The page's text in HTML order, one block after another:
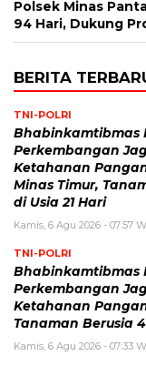
Polsek Minas
94 Hari, Dukung
BERITA
TNI-POLRI
Bhabinkamtibmas
Perkembangan
Ketahanan
Minas Timur,
di Usia 21 Hari
Kamis, 6 Agu 2026 - 07:57
TNI-POLRI
Bhabinkamtibmas
Perkembangan
Ketahanan
Tanaman Berusia
Kamis, 6 Agu 2026 - 07:33